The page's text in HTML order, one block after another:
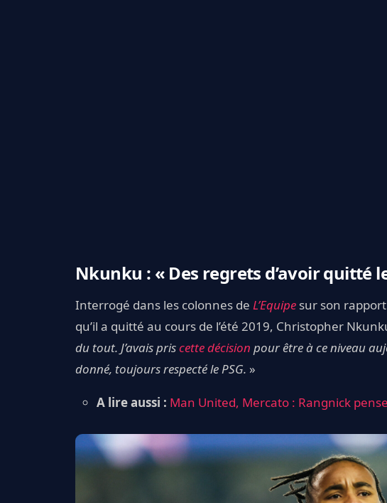
Nkunku : « Des regrets d’avoir quitté
Interrogé dans les colonnes de L’Equipe sur son
qu’il a quitté au cours de l’été 2019, Christopher
du tout. J’avais priscette décision pour être à ce niveau
donné, toujours respecté le PSG. »
A lire aussi : Man United, Mercato : Rangnick